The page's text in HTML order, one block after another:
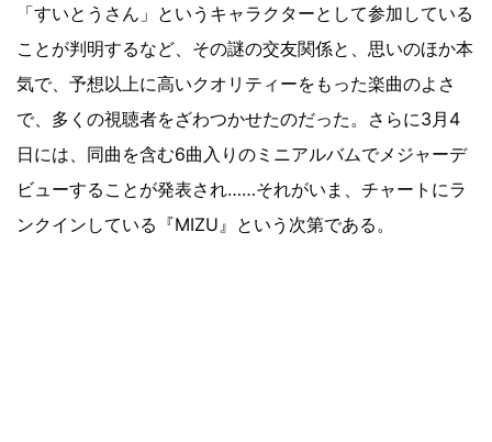
「すいとうさん」というキャラクターとして参加している
ことが判明するなど、その謎の交友関係と、思いのほか本
気で、予想以上に高いクオリティーをもった楽曲のよさ
で、多くの視聴者をざわつかせたのだった。さらに3月4
日には、同曲を含む6曲入りのミニアルバムでメジャーデ
ビューすることが発表され……それがいま、チャートにラ
ンクインしている『MIZU』という次第である。